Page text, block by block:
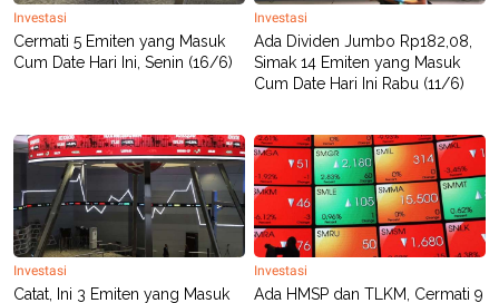
Investasi
Cermati 5 Emiten yang Masuk
Cum Date Hari Ini, Senin (16/6)
Investasi
Ada Dividen Jumbo Rp182,08,
Simak 14 Emiten yang Masuk
Cum Date Hari Ini Rabu (11/6)
Investasi
Catat, Ini 3 Emiten yang Masuk
Investasi
Ada HMSP dan TLKM, Cermati 9